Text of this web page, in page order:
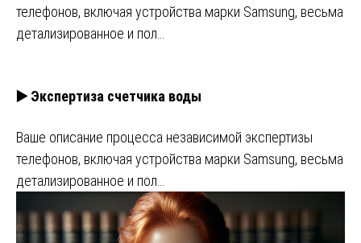
телефонов, включая устройства марки Samsung, весьма
детализированное и пол…
▶️ Экспертиза счетчика воды
Ваше описание процесса независимой экспертизы
телефонов, включая устройства марки Samsung, весьма
детализированное и пол…